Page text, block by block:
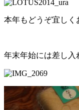
本年もどうぞ宜しく
年末年始には差し入